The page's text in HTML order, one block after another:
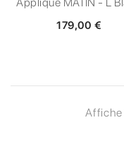
179,00 €
Affiche